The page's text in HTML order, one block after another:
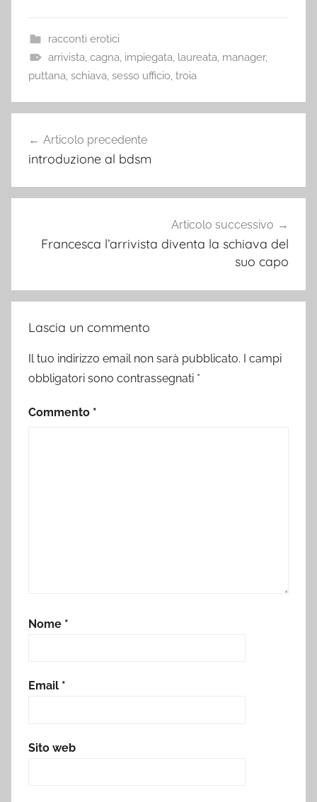
racconti erotici
arrivista cagna impiegata laureata manager,
puttana schiava sesso ufficio troia
articoli
Articolo precedente
introduzione al bdsm
Articolo successivo
Francesca l’arrivista diventa la schiava del
suo capo
Lascia un commento
Il tuo indirizzo email non sarà pubblicato. I campi
obbligatori sono contrassegnati *
Commento *
Nome *
Email *
Sito web